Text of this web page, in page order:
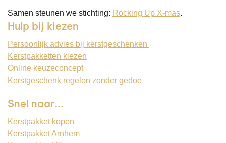
Samen steunen we stichting: Rocking Up X-mas.
Hulp bij kiezen
Persoonlijk advies bij kerstgeschenken
Kerstpakketten kiezen
Online keuzeconcept
Kerstgeschenk regelen zonder gedoe
Snel naar...
Kerstpakket kopen
Kerstpakket Arnhem